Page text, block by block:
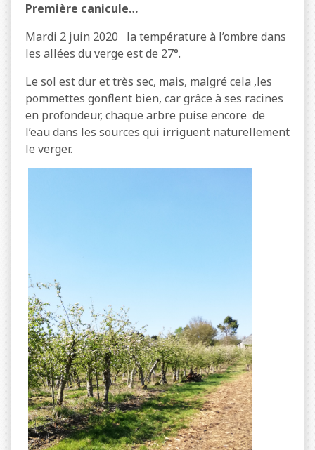
Première canicule…
Mardi 2 juin 2020 la température à l’ombre dans
les allées du verge est de 27°.
Le sol est dur et très sec, mais, malgré cela ,les
pommettes gonflent bien, car grâce à ses racines
en profondeur, chaque arbre puise encore de
l’eau dans les sources qui irriguent naturellement
le verger.